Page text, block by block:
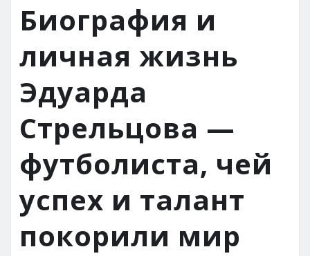
Биография и
личная жизнь
Эдуарда
Стрельцова —
футболиста, чей
успех и талант
покорили мир